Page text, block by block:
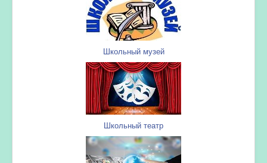
Школьный музей
Школьный театр